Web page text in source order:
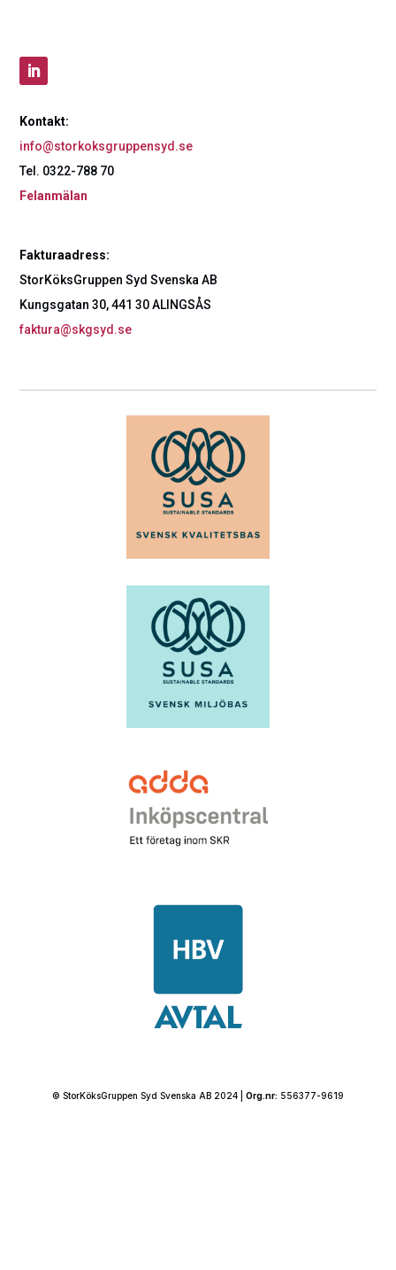
Kontakt:
info@storkoksgruppensyd.se
Tel. 0322-788 70
Felanmälan
Fakturaadress:
StorKöksGruppen Syd Svenska AB
Kungsgatan 30, 441 30 ALINGSÅS
faktura@skgsyd.se
© StorKöksGruppen Syd Svenska AB 2024 | Org.nr: 556377-9619